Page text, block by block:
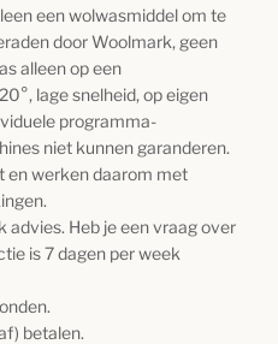
een wolwasmiddel om te
door Woolmark, geen
alleen op een
lage snelheid, op eigen
programma-
niet kunnen garanderen.
en werken daarom met
advies. Heb je een vraag over
is 7 dagen per week
betalen.